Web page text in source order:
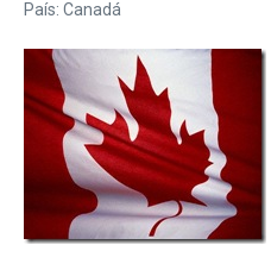
País: Canadá